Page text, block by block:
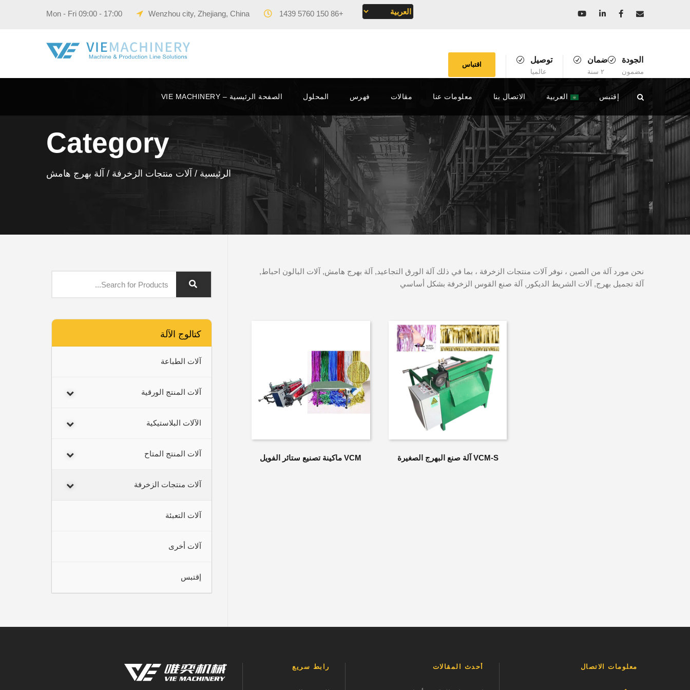
+86 150 5760 1439
Wenzhou city, Zhejiang, China
الجودة
مضمون
ضمان
٢ سنة
توصيل
عالميا
اقتباس
الصفحة الرئيسية – VIE MACHINERY المحلول فهرس مقالات معلومات عنا الاتصال بنا العربية إقتبس
Category
الرئيسية / آلات منتجات الزخرفة / آلة بهرج هامش
نحن مورد آلة من الصين ، نوفر آلات منتجات الزخرفة ، بما في ذلك آلة الورق التجاعيد, آلة بهرج هامش, آلات البالون احباط,
آلة تجميل بهرج, آلات الشريط الديكور, آلة صنع القوس الزخرفة بشكل أساسي
VCM ماكينة تصنيع ستائر الفويل VCM-S آلة صنع البهرج الصغيرة
كتالوج الآلة
آلات الطباعة
آلات المنتج الورقية
الآلات البلاستيكية
آلات المنتج المتاح
آلات منتجات الزخرفة
آلات التعبئة
آلات أخرى
إقتبس
رابط سريع أحدث المقالات معلومات الاتصال